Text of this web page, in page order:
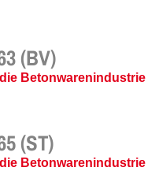
(BV)
Betonwarenindustrie
(ST)
Betonwarenindustrie